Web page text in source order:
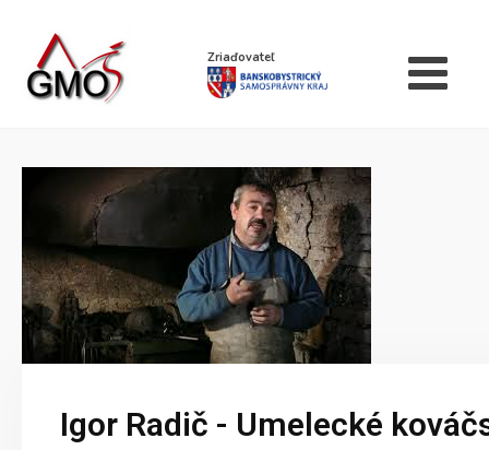
Zriaďovateľ
Igor Radič - Umelecké